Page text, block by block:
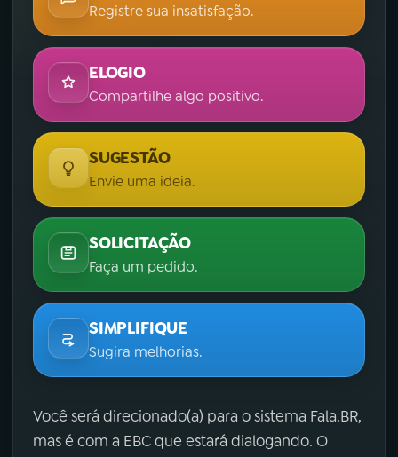
Registre sua insatisfação.
ELOGIO
Compartilhe algo positivo.
SUGESTÃO
Envie uma ideia.
SOLICITAÇÃO
Faça um pedido.
SIMPLIFIQUE
Sugira melhorias.
Você será direcionado(a) para o sistema Fala.BR,
mas é com a EBC que estará dialogando. O